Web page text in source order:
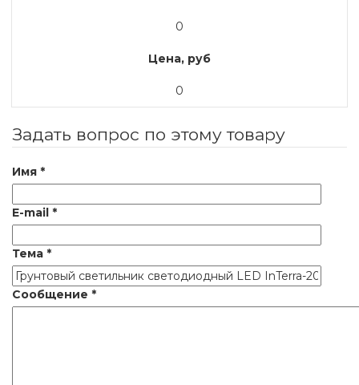
0
Цена, руб
0
Задать вопрос по этому товару
Имя *
E-mail *
Тема *
Сообщение *